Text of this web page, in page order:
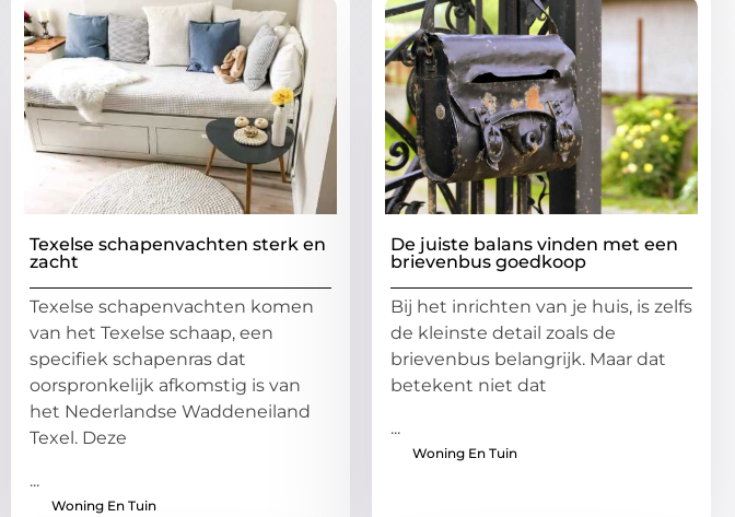
Texelse schapenvachten sterk en
zacht
Texelse schapenvachten komen
van het Texelse schaap, een
specifiek schapenras dat
oorspronkelijk afkomstig is van
het Nederlandse Waddeneiland
Texel. Deze
...
Woning En Tuin
De juiste balans vinden met een
brievenbus goedkoop
Bij het inrichten van je huis, is zelfs
de kleinste detail zoals de
brievenbus belangrijk. Maar dat
betekent niet dat
...
Woning En Tuin